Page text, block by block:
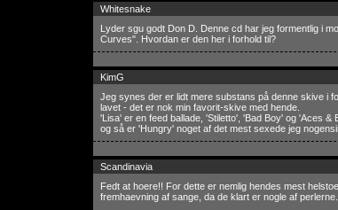
Whitesnake
Lyder sgu godt Don D. Denne cd har jeg formentlig i
Curves". Hvordan er den her i forhold til?
KimG
Jeg synes der er lidt mere substans på denne skive i
lavet - det er nok min favorit-skive med hende.
'Lisa' er en feed ballade, 'Stiletto', 'Bad Boy' og 'Aces
og så er 'Hungry' noget af det mest sexede jeg
Scandinavia
Fedt at hoere!! For dette er nemlig hendes mest
fremhaevning af sange, da de klart er nogle af